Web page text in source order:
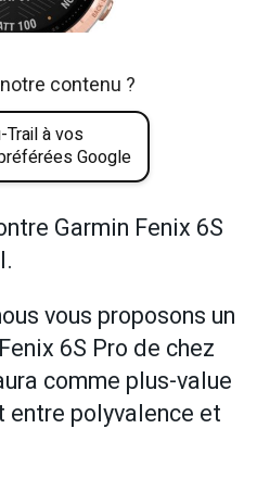
contenu ?
Trail à vos
Google
Garmin Fenix 6S
vous proposons un
6S Pro de chez
comme plus-value
polyvalence et